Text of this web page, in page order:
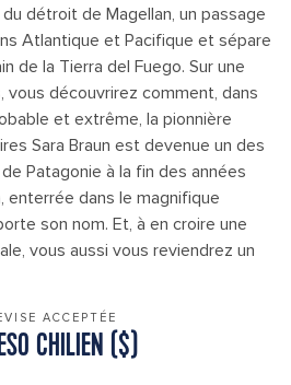
détroit de Magellan, un passage
Atlantique et Pacifique et sépare
de la Tierra del Fuego. Sur une
vous découvrirez comment, dans
et extrême, la pionnière
Sara Braun est devenue un des
Patagonie à la fin des années
enterrée dans le magnifique
son nom. Et, à en croire une
vous aussi vous reviendrez un
ACCEPTÉE
CHILIEN ($)